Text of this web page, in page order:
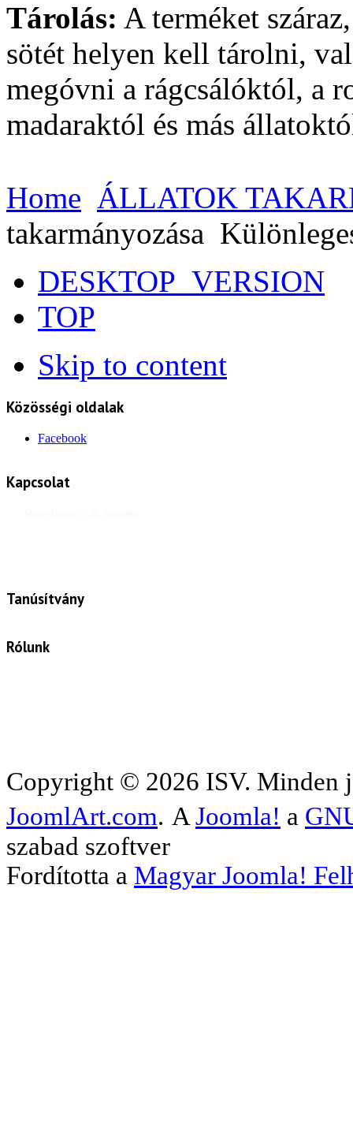
Tárolás: A terméket
sötét helyen kell tárolni,
megóvni a rágcsálóktól, a
madaraktól és más
Home ÁLLATOK
takarmányozása
DESKTOP_VERSION
TOP
Skip to content
Közösségi oldalak
Facebook
Kapcsolat
Tanúsítvány
Rólunk
Copyright © 2026 ISV. Minden
JoomlArt.com. A Joomla! a
szabad szoftver
Fordította a Magyar Joomla!